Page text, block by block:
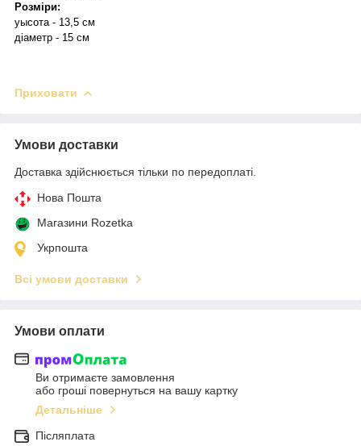
Розміри:
уысота - 13,5 см
діаметр - 15 см
Приховати
Умови доставки
Доставка здійснюється тільки по передоплаті.
Нова Пошта
Магазини Rozetka
Укрпошта
Всі умови доставки
Умови оплати
Ви отримаєте замовлення
або гроші повернуться на вашу картку
Детальніше
Післяплата